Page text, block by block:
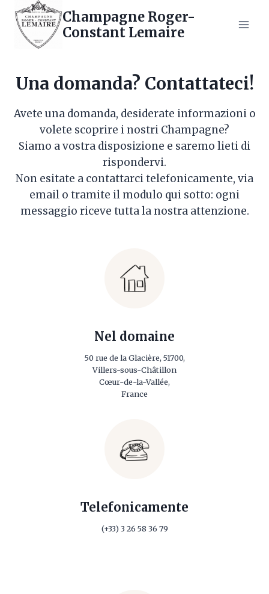
Salta
contenuto
Champagne Roger-
Constant Lemaire
Una domanda? Contattateci!
Avete una domanda, desiderate informazioni o
volete scoprire i nostri Champagne?
Siamo a vostra disposizione e saremo lieti di
rispondervi.
Non esitate a contattarci telefonicamente, via
email o tramite il modulo qui sotto: ogni
messaggio riceve tutta la nostra attenzione.
Nel domaine
50 rue de la Glacière, 51700,
Villers-sous-Châtillon
Cœur-de-la-Vallée,
France
Telefonicamente
(+33) 3 26 58 36 79